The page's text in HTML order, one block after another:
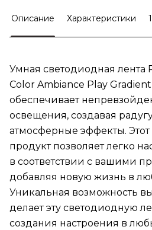
Описание Характеристики
Умная светодиодная лента
Color Ambiance Play
обеспечивает
освещения, создавая
атмосферные эффекты.
продукт позволяет легко
в соответствии с вашими
добавляя новую жизнь в
Уникальная возможность
делает эту светодиодную
создания настроения в